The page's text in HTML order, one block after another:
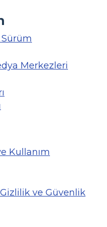
Merkezleri
Kullanım
ve Güvenlik